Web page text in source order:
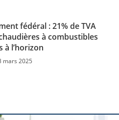
fédéral : 21% de TVA
à combustibles
à l’horizon
mars 2025